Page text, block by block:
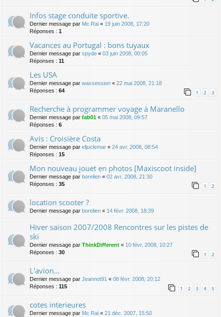
Infos stage conduite sportive.
Dernier message par Mc Rai « 19 juin 2008, 17:20
Réponses : 1
Vacances au Portugal : bons tuyaux
Dernier message par spyde « 03 juin 2008, 00:05
Réponses : 11
Les USA
Dernier message par waxsession « 22 mai 2008, 21:18
Réponses : 64 1 2 3
Recherche à programmer voyage à Maranello
Dernier message par fab01 « 05 mai 2008, 09:57
Réponses : 6
Avis : Croisière Costa
Dernier message par eljuclemar « 24 avr. 2008, 08:54
Réponses : 15
Mon nouveau jouet en photos [Maxiscoot inside]
Dernier message par borelien « 02 avr. 2008, 21:30
Réponses : 35 1 2
location scooter ?
Dernier message par borelien « 14 févr. 2008, 18:39
Hiver saison 2007/2008 Rencontres sur les pistes de
ski
Dernier message par ThinkDifferent « 10 févr. 2008, 10:27
Réponses : 30 1 2
L'avion...
Dernier message par Jeannot91 « 08 févr. 2008, 20:12
Réponses : 115 1 2 3 4 5
cotes interieures
Dernier message par Mc Rai « 21 déc. 2007, 15:50